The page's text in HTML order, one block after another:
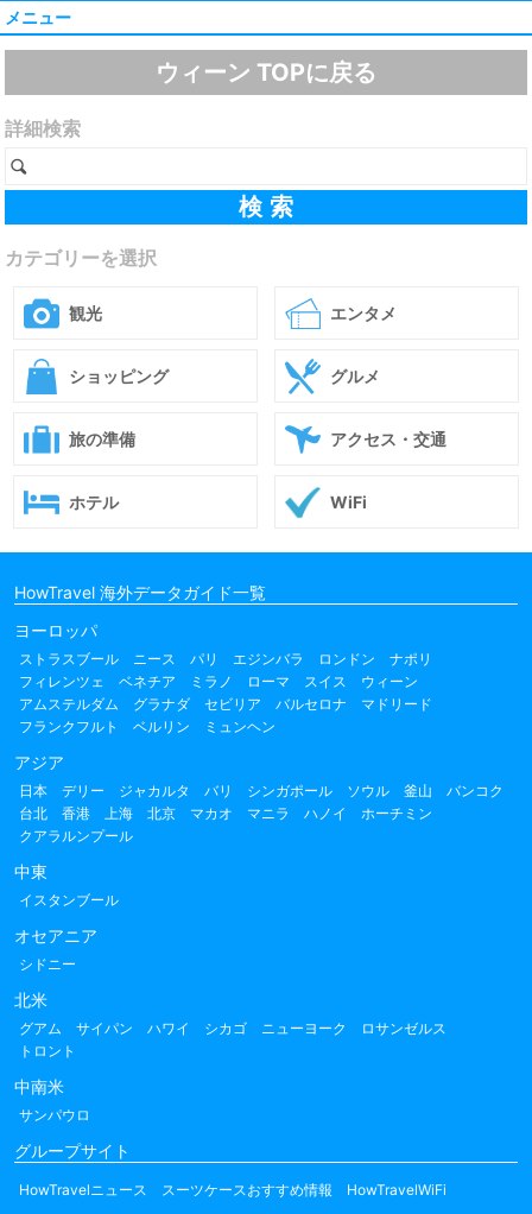
メニュー
ウィーン TOPに戻る
詳細検索
カテゴリーを選択
観光 エンタメ
ショッピング グルメ
旅の準備 アクセス・交通
ホテル WiFi
HowTravel 海外データガイド一覧
ヨーロッパ
ストラスブール ニース パリ エジンバラ ロンドン
ナポリ
フィレンツェ
ベネチア ミラノ ローマ スイス
ウィーン
アムステルダム
グラナダ セビリア バルセロナ
マドリード
フランクフルト
ベルリン ミュンヘン
アジア
日本 デリー ジャカルタ バリ シンガポール ソウル 釜山
バンコク
台北
香港 上海 北京 マカオ マニラ ハノイ
ホーチミン
クアラルンプール
中東
イスタンブール
オセアニア
シドニー
北米
グアム サイパン ハワイ シカゴ ニューヨーク
ロサンゼルス
トロント
中南米
サンパウロ
グループサイト
HowTravelニュース スーツケースおすすめ情報 HowTravelWiFi